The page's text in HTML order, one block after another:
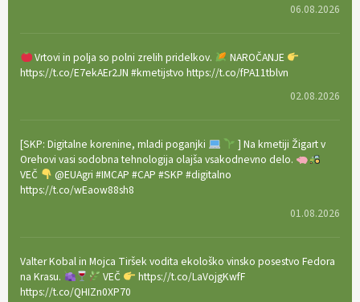
06.08.2026
Vrtovi in polja so polni zrelih pridelkov.
NAROČANJE
https://t.co/E7ekAEr2JN #kmetijstvo https://t.co/fPA11tblvn
02.08.2026
[SKP: Digitalne korenine, mladi poganjki
] Na kmetiji Žigart v
Orehovi vasi sodobna tehnologija olajša vsakodnevno delo.
VEČ
@EUAgri #IMCAP #CAP #SKP #digitalno
https://t.co/wEaow88sh8
01.08.2026
Valter Kobal in Mojca Tiršek vodita ekološko vinsko posestvo Fedora
na Krasu.
VEČ
https://t.co/LaVojgKwfF
https://t.co/QHIZn0XP70